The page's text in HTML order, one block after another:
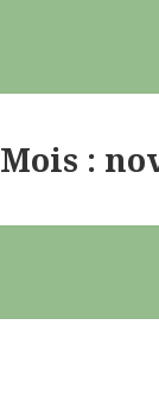
Mois :